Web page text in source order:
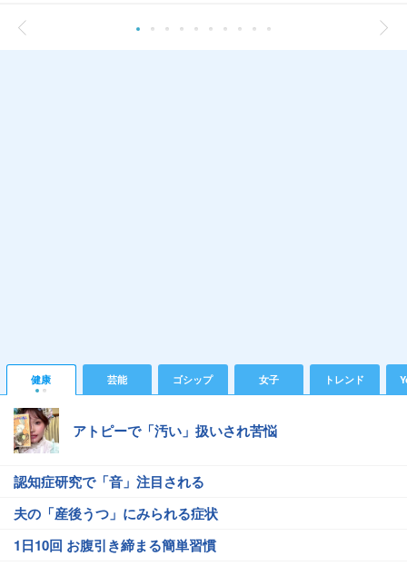
健康 芸能 ゴシップ 女子 トレンド
アトピーで「汚い」扱いされ苦悩
認知症研究で「音」注目される
夫の「産後うつ」にみられる症状
1日10回 お腹引き締まる簡単習慣